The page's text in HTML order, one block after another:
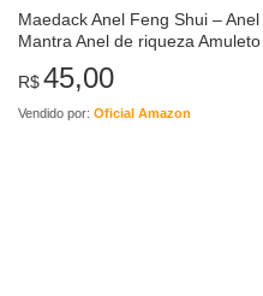
Maedack Anel Feng Shui –
Mantra Anel de riqueza Amuleto
R$45,00
Vendido por: Oficial Amazon